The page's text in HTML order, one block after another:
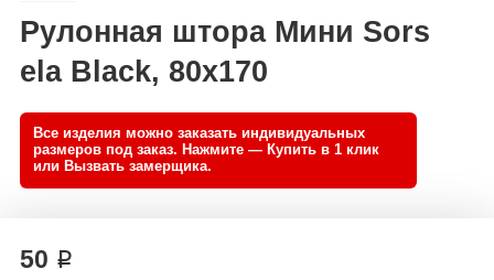
Рулонная штора Мини Sors
ela Black, 80x170
50 ₽